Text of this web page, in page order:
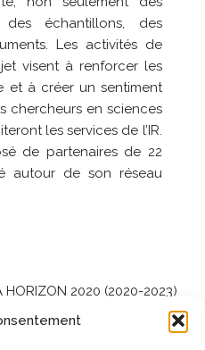
échantillons, des
Les activités de
visent à renforcer les
et à créer un sentiment
chercheurs en sciences
les services de l’IR.
de partenaires de 22
autour de son réseau
HORIZON 2020 (2020-2023)